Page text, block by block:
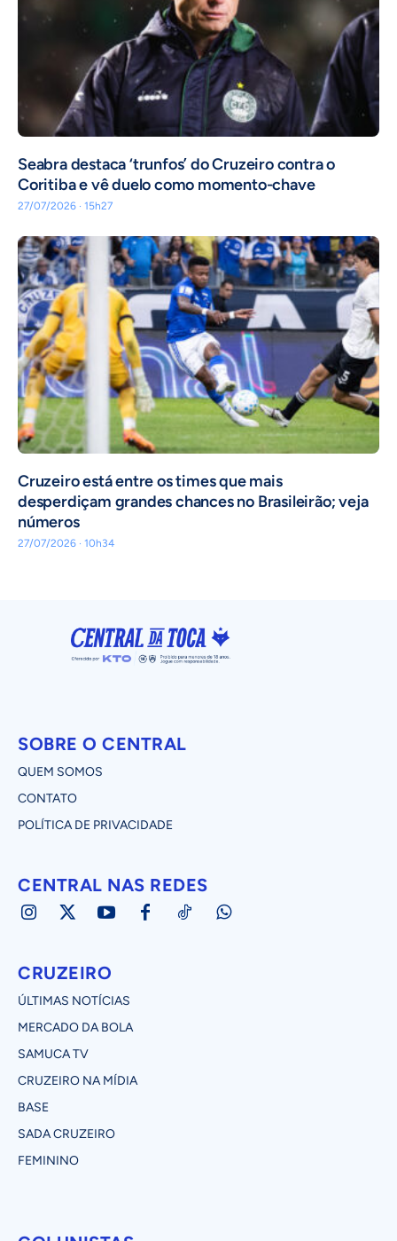
Seabra destaca ‘trunfos’ do Cruzeiro contra o
Coritiba e vê duelo como momento-chave
27/07/2026 · 15h27
Cruzeiro está entre os times que mais
desperdiçam grandes chances no Brasileirão; veja
números
27/07/2026 · 10h34
SOBRE O CENTRAL
QUEM SOMOS
CONTATO
POLÍTICA DE PRIVACIDADE
CENTRAL NAS REDES
CRUZEIRO
ÚLTIMAS NOTÍCIAS
MERCADO DA BOLA
SAMUCA TV
CRUZEIRO NA MÍDIA
BASE
SADA CRUZEIRO
FEMININO